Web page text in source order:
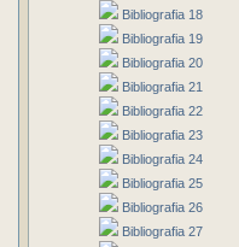
Bibliografia 18
Bibliografia 19
Bibliografia 20
Bibliografia 21
Bibliografia 22
Bibliografia 23
Bibliografia 24
Bibliografia 25
Bibliografia 26
Bibliografia 27